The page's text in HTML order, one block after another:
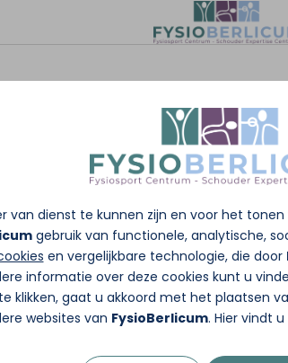
van dienst te kunnen zijn en voor het
gebruik van functionele, analytische,
en vergelijkbare technologie, die door
informatie over deze cookies kunt u
klikken, gaat u akkoord met het plaatsen
websites van FysioBerlicum. Hier vindt u